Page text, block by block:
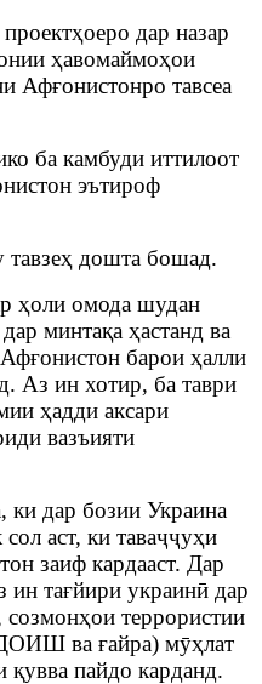
дар назар
ҳавомаймоҳои
Афғонистонро тавсеа
ба камбуди иттилоот
эътироф
тавзеҳ дошта бошад.
ҳоли омода шудан
минтақа ҳастанд ва
барои ҳалли
Аз ин хотир, ба таври
ҳадди аксари
вазъияти
дар бозии Украина
аст, ки таваҷҷуҳи
заиф кардааст. Дар
ин тағйири украинӣ дар
террористии
ва ғайра) мӯҳлат
қувва пайдо карданд.